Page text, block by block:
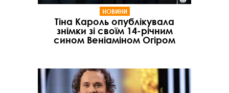
НОВИНИ
Тіна Кароль опублікувала
знімки зі своїм 14-річним
сином Веніаміном Огіром